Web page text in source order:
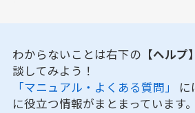
わからないことは右下の 【ヘルプ】
談してみよう！
「マニュアル・よくある質問」 に
に役立つ情報がまとまっています。